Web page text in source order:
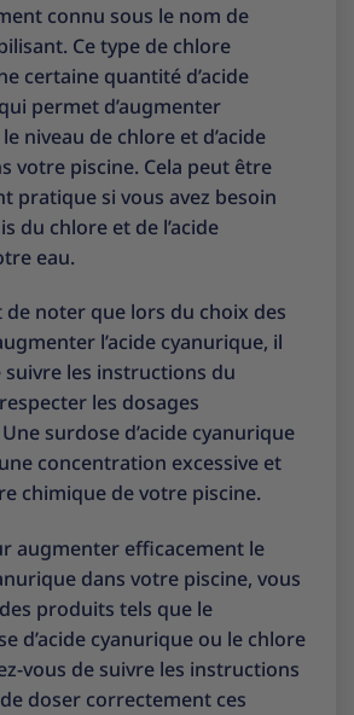
connu sous le nom de
Ce type de chlore
certaine quantité d’acide
permet d’augmenter
niveau de chlore et d’acide
votre piscine. Cela peut être
pratique si vous avez besoin
du chlore et de l’acide
eau.
noter que lors du choix des
l’acide cyanurique, il
suivre les instructions du
les dosages
surdose d’acide cyanurique
concentration excessive et
chimique de votre piscine.
augmenter efficacement le
dans votre piscine, vous
produits tels que le
d’acide cyanurique ou le chlore
vous de suivre les instructions
doser correctement ces